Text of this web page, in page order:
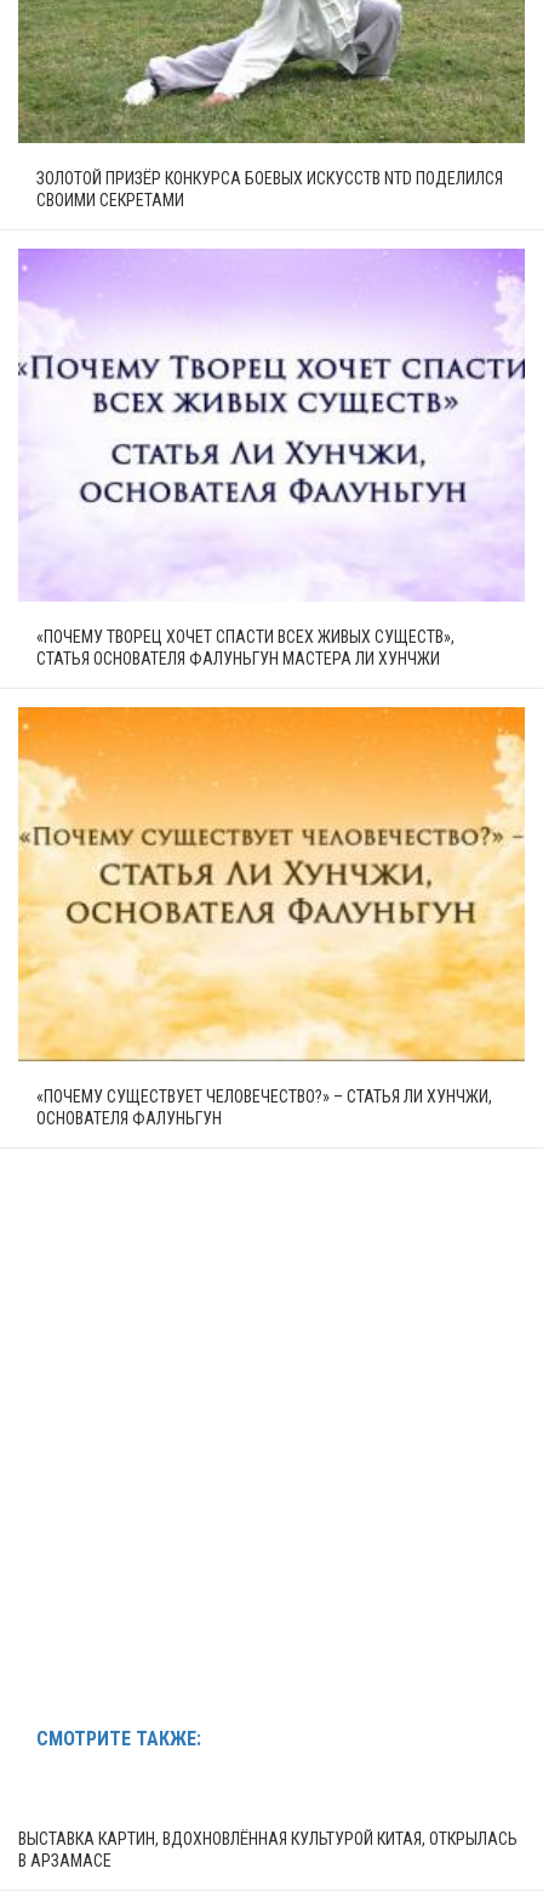
ЗОЛОТОЙ ПРИЗЁР КОНКУРСА БОЕВЫХ ИСКУССТВ NTD ПОДЕЛИЛСЯ
СВОИМИ СЕКРЕТАМИ
«ПОЧЕМУ ТВОРЕЦ ХОЧЕТ СПАСТИ ВСЕХ ЖИВЫХ СУЩЕСТВ»,
СТАТЬЯ ОСНОВАТЕЛЯ ФАЛУНЬГУН МАСТЕРА ЛИ ХУНЧЖИ
«ПОЧЕМУ СУЩЕСТВУЕТ ЧЕЛОВЕЧЕСТВО?» – СТАТЬЯ ЛИ ХУНЧЖИ,
ОСНОВАТЕЛЯ ФАЛУНЬГУН
СМОТРИТЕ ТАКЖЕ:
ВЫСТАВКА КАРТИН, ВДОХНОВЛЁННАЯ КУЛЬТУРОЙ КИТАЯ, ОТКРЫЛАСЬ
В АРЗАМАСЕ